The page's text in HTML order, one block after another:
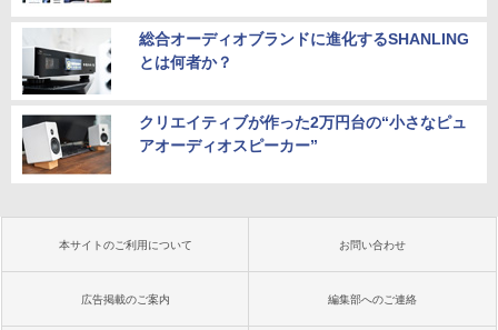
総合オーディオブランドに進化するSHANLING
とは何者か？
クリエイティブが作った2万円台の“小さなピュ
アオーディオスピーカー”
本サイトのご利用について お問い合わせ
広告掲載のご案内 編集部へのご連絡